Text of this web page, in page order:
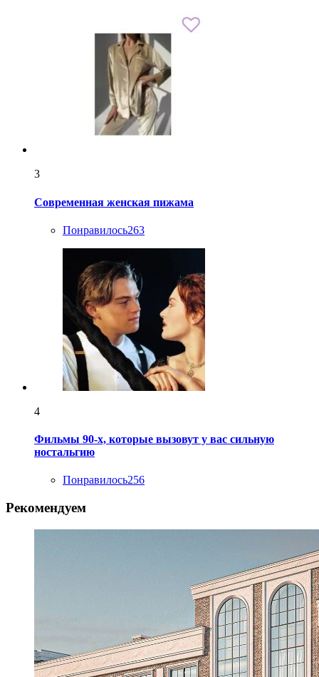
3
Современная женская пижама
Понравилось263
4
Фильмы 90-х, которые вызовут у вас сильную
ностальгию
Понравилось256
Рекомендуем